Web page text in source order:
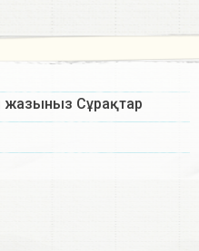
жазыныз Сұрақтар​